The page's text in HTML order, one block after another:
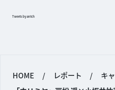
Tweets by antch
HOME / レポート / キ